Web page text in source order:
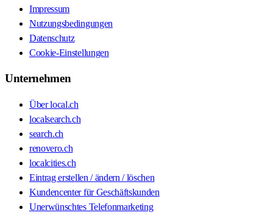
Impressum
Nutzungsbedingungen
Datenschutz
Cookie-Einstellungen
Unternehmen
Über local.ch
localsearch.ch
search.ch
renovero.ch
localcities.ch
Eintrag erstellen / ändern / löschen
Kundencenter für Geschäftskunden
Unerwünschtes Telefonmarketing